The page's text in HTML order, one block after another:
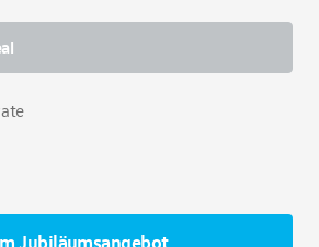
Jubiläumsangebot